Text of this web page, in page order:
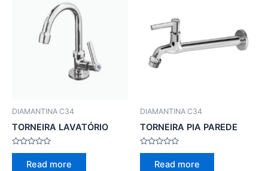
DIAMANTINA C34
TORNEIRA LAVATÓRIO
Rated
Read more
DIAMANTINA C34
TORNEIRA PIA PAREDE
Rated
Read more